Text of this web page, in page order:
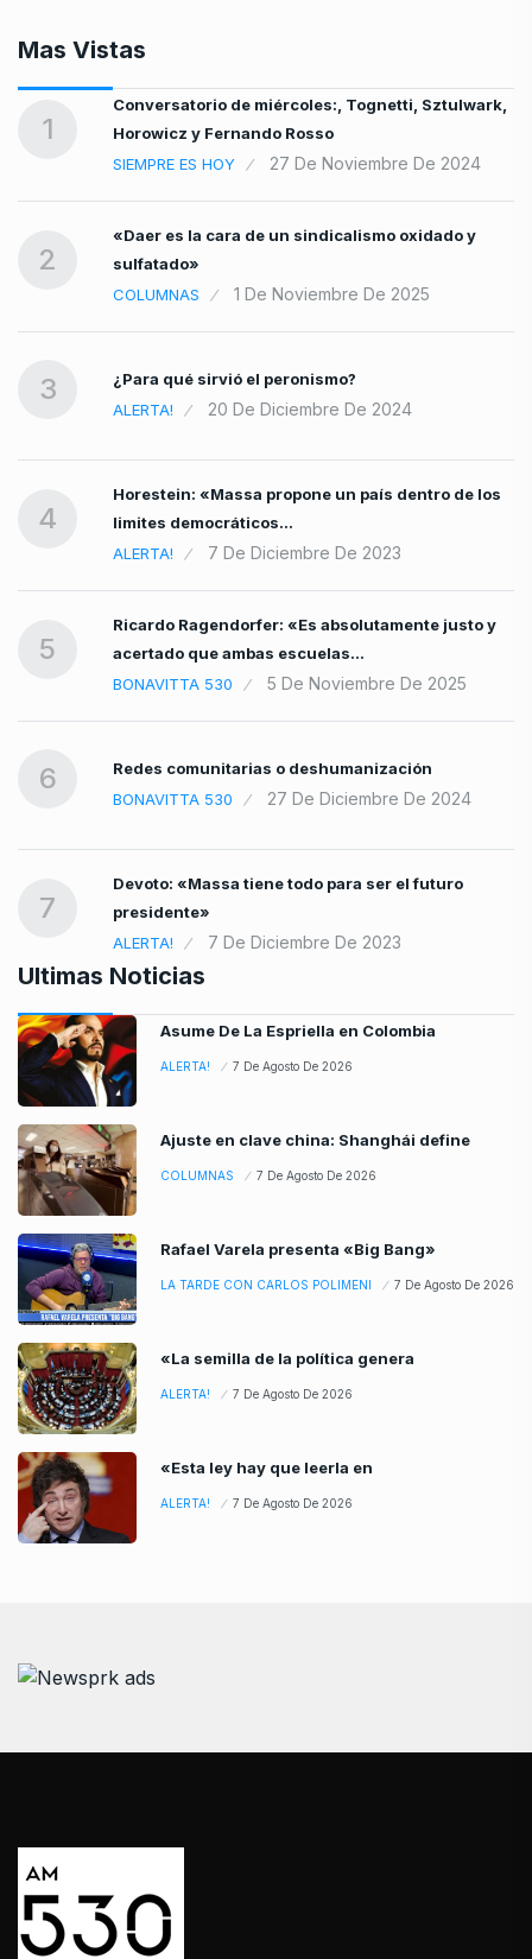
Mas Vistas
1
Conversatorio de miércoles:, Tognetti, Sztulwark,
Horowicz y Fernando Rosso
SIEMPRE ES HOY
27 De Noviembre De 2024
2
«Daer es la cara de un sindicalismo oxidado y
sulfatado»
COLUMNAS
1 De Noviembre De 2025
3
¿Para qué sirvió el peronismo?
ALERTA!
20 De Diciembre De 2024
4
Horestein: «Massa propone un país dentro de los
limites democráticos…
ALERTA!
7 De Diciembre De 2023
5
Ricardo Ragendorfer: «Es absolutamente justo y
acertado que ambas escuelas…
BONAVITTA 530
5 De Noviembre De 2025
6
Redes comunitarias o deshumanización
BONAVITTA 530
27 De Diciembre De 2024
7
Devoto: «Massa tiene todo para ser el futuro
presidente»
ALERTA!
7 De Diciembre De 2023
Ultimas Noticias
Asume De La Espriella en Colombia
ALERTA! 7 De Agosto De 2026
Ajuste en clave china: Shanghái define
COLUMNAS 7 De Agosto De 2026
Rafael Varela presenta «Big Bang»
LA TARDE CON CARLOS POLIMENI 7 De Agosto De 2026
«La semilla de la política genera
ALERTA! 7 De Agosto De 2026
«Esta ley hay que leerla en
ALERTA! 7 De Agosto De 2026